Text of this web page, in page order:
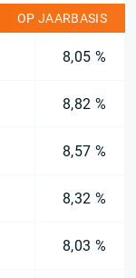
OP JAARBASIS
8,05 %
8,82 %
8,57 %
8,32 %
8,03 %